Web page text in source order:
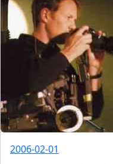
2006-02-01